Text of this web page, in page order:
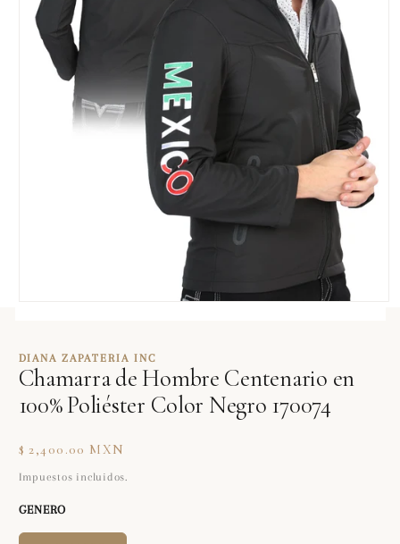
en
una
ventana
modal
DIANA ZAPATERIA INC
Chamarra de Hombre Centenario en
100% Poliéster Color Negro 170074
Precio
habitual
$ 2,400.00 MXN
Impuestos incluidos.
GENERO